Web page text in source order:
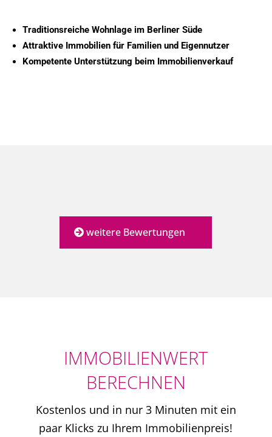
Traditionsreiche Wohnlage im Berliner Süde
Attraktive Immobilien für Familien und Eigennutzer
Kompetente Unterstützung beim Immobilienverkauf
weitere Bewertungen
IMMOBILIENWERT
BERECHNEN
Kostenlos und in nur 3 Minuten mit ein
paar Klicks zu Ihrem Immobilienpreis!